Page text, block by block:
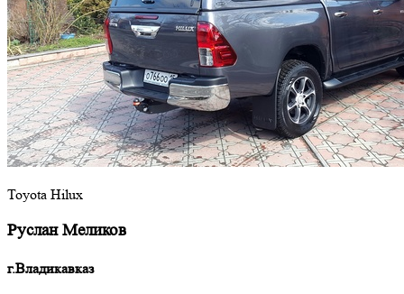
Toyota Hilux
Руслан Меликов
г.Владикавказ